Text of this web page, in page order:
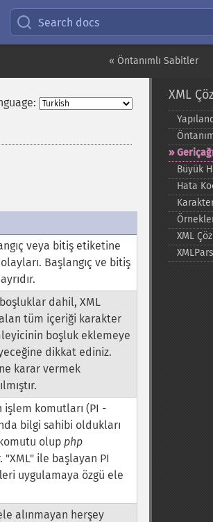
Search docs
« Öntanımlı Sabitler
veya bitiş etiketine
Başlangıç ve bitiş
dahil, XML
tüm içeriği karakter
boşluk eklemeye
dikkat ediniz.
karar vermek
işlem komutları (PI -
bilgi sahibi oldukları
olup php
"XML" ile başlayan PI
uygulamaya özgü ele
alınmayan herşey
XML
Büyük
Hata
XML